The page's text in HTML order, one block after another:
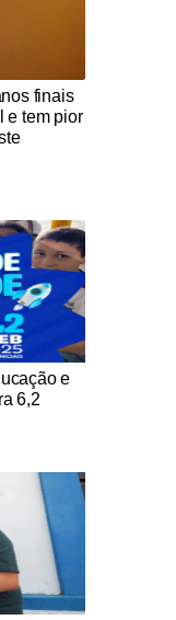
finais
e tem pior
e
6,2